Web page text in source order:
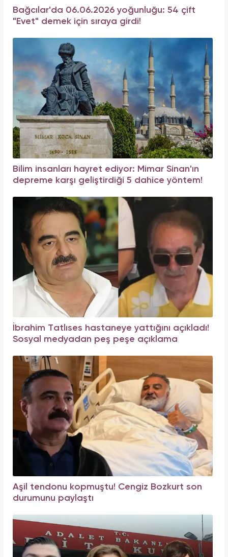
Bağcılar'da 06.06.2026 yoğunluğu: 54 çift
"Evet" demek için sıraya girdi!
Bilim insanları hayret ediyor: Mimar Sinan'ın
depreme karşı geliştirdiği 5 dahice yöntem!
İbrahim Tatlıses hastaneye yattığını açıkladı!
Sosyal medyadan peş peşe açıklama
Aşil tendonu kopmuştu! Cengiz Bozkurt son
durumunu paylaştı